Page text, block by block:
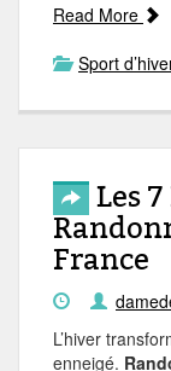
Read More
Sport
Les
France
L’hiver
enneigé.